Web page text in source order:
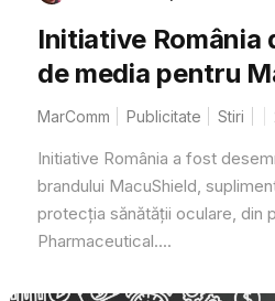
Initiative România
de media pentru
MarComm Publicitate Stiri
Initiative România a fost
brandului MacuShield,
protecția sănătății oculare, din
Pharmaceutical....